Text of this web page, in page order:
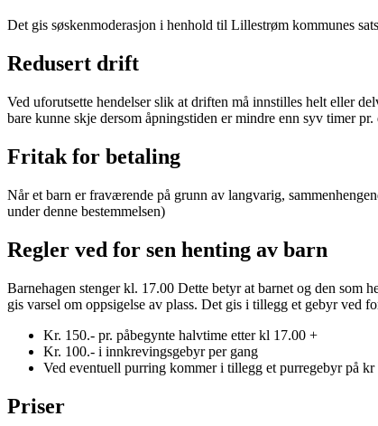
Det gis søskenmoderasjon i henhold til Lillestrøm kommunes
Redusert drift
Ved uforutsette hendelser slik at driften må innstilles helt eller
bare kunne skje dersom åpningstiden er mindre enn syv timer pr.
Fritak for betaling
Når et barn er fraværende på grunn av langvarig,
under denne bestemmelsen)
Regler ved for sen henting av barn
Barnehagen stenger kl. 17.00 Dette betyr at barnet og den som
gis varsel om oppsigelse av plass. Det gis i tillegg et gebyr ved
Kr. 150.- pr. påbegynte halvtime etter kl 17.00 +
Kr. 100.- i innkrevingsgebyr per gang
Ved eventuell purring kommer i tillegg et purregebyr på kr
Priser